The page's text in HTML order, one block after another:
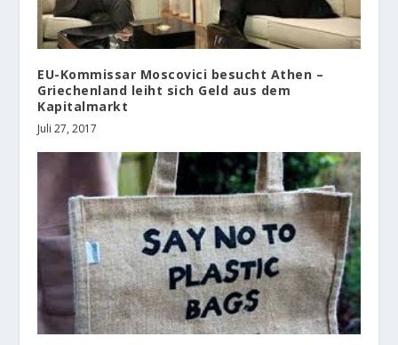
EU-Kommissar Moscovici besucht Athen –
Griechenland leiht sich Geld aus dem
Kapitalmarkt
Juli 27, 2017